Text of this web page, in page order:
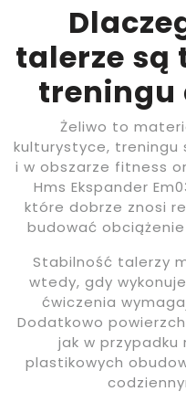
talerze są
treningu
Żeliwo to
kulturystyce, treningu
i w obszarze fitness
Hms Ekspander
które dobrze znosi
budować
Stabilność talerzy
wtedy, gdy
ćwiczenia
Dodatkowo
jak w przypadku
plastikowych